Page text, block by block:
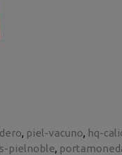
piel-vacuno hq-
pielnoble